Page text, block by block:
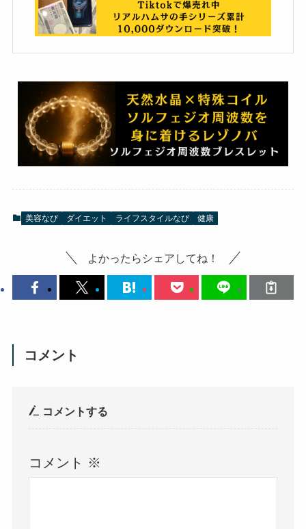
美容なび ダイエット ライフスタイルなび 健康
よかったらシェアしてね！
コメント
コメントする
コメント ※